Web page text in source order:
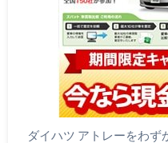
ダイハツ アトレーをわず